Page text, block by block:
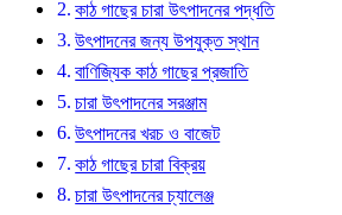
কাঠ গাছের চারা উৎপাদনের পদ্ধতি
উৎপাদনের জন্য উপযুক্ত স্থান
বাণিজ্যিক কাঠ গাছের প্রজাতি
চারা উৎপাদনের সরঞ্জাম
উৎপাদনের খরচ ও বাজেট
কাঠ গাছের চারা বিক্রয়
চারা উৎপাদনের চ্যালেঞ্জ